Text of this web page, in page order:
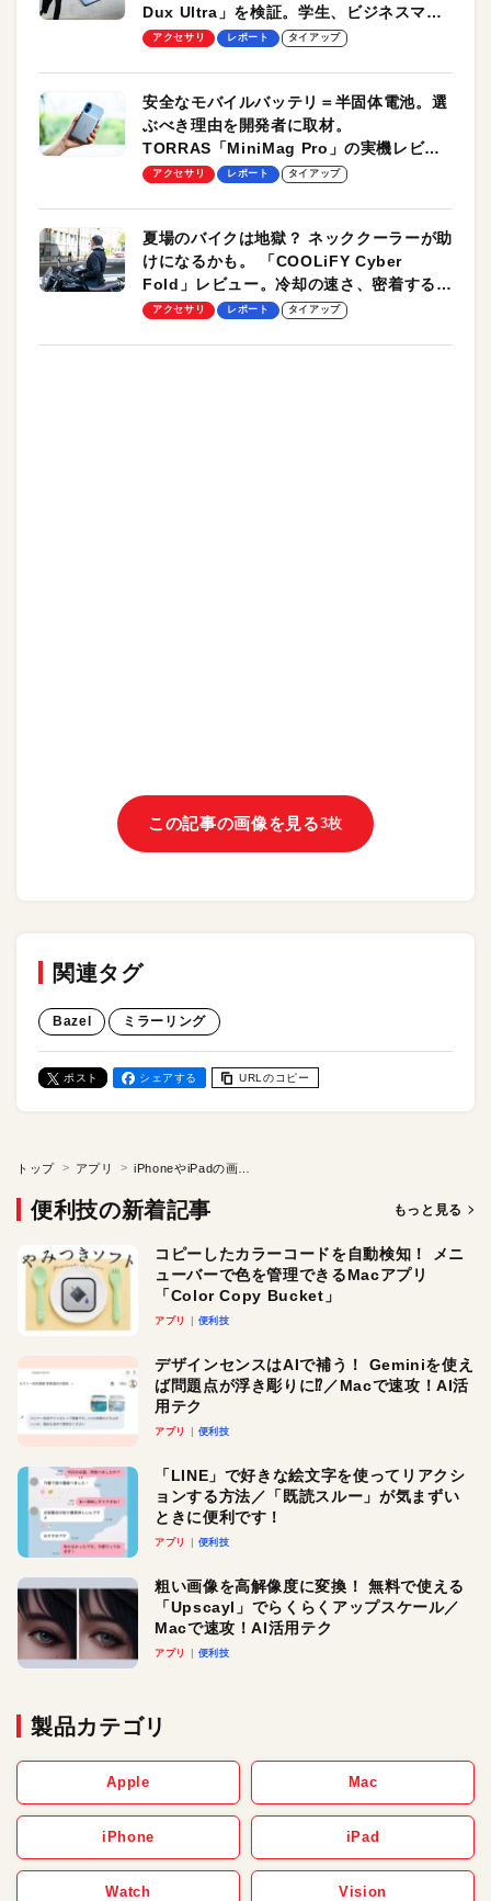
Dux Ultra」を検証。学生、ビジネスマン
のモバイルユースに最適！
アクセサリ レポート タイアップ
安全なモバイルバッテリ＝半固体電池。選
ぶべき理由を開発者に取材。
TORRAS「MiniMag Pro」の実機レビュ
ーも
アクセサリ レポート タイアップ
夏場のバイクは地獄？ ネッククーラーが助
けになるかも。 「COOLiFY Cyber
Fold」レビュー。冷却の速さ、密着する冷
却プレート、シンプルな操作性がグッド！
アクセサリ レポート タイアップ
この記事の画像を見る3枚
関連タグ
Bazel ミラーリング
ポスト シェアする URLのコピー
トップ アプリ
便利技の新着記事 もっと見る
コピーしたカラーコードを自動検知！ メニ
ューバーで色を管理できるMacアプリ
「Color Copy Bucket」
アプリ 便利技
デザインセンスはAIで補う！ Geminiを使え
ば問題点が浮き彫りに⁉︎／Macで速攻！AI活
用テク
アプリ 便利技
「LINE」で好きな絵文字を使ってリアクシ
ョンする方法／「既読スルー」が気まずい
ときに便利です！
アプリ 便利技
粗い画像を高解像度に変換！ 無料で使える
「Upscayl」でらくらくアップスケール／
Macで速攻！AI活用テク
アプリ 便利技
製品カテゴリ
Apple Mac
iPhone iPad
Watch Vision